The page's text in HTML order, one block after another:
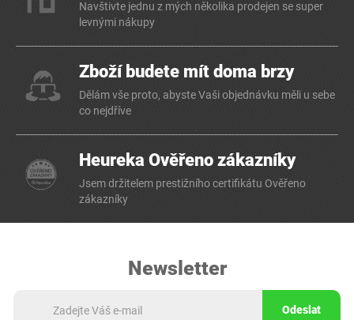
Navštivte jednu z mých několika prodejen se super
levnými nákupy
Zboží budete mít doma brzy
Dělám vše proto, abyste Vaši objednávku měli u sebe
co nejdříve
Heureka Ověřeno zákazníky
Jsem držitelem prestižního certifikátu Ověřeno
zákazníky
Newsletter
Odeslat